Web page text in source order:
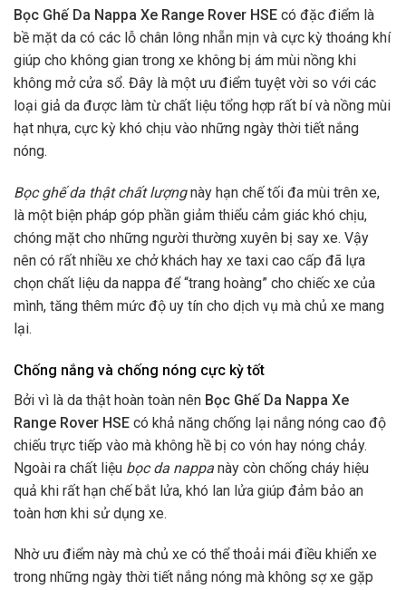
Bọc Ghế Da Nappa Xe Range Rover HSE có đặc điểm là
bề mặt da có các lỗ chân lông nhẵn mịn và cực kỳ thoáng khí
giúp cho không gian trong xe không bị ám mùi nồng khi
không mở cửa sổ. Đây là một ưu điểm tuyệt vời so với các
loại giả da được làm từ chất liệu tổng hợp rất bí và nồng mùi
hạt nhựa, cực kỳ khó chịu vào những ngày thời tiết nắng
nóng.
Bọc ghế da thật chất lượngnày hạn chế tối đa mùi trên xe,
là một biện pháp góp phần giảm thiểu cảm giác khó chịu,
chóng mặt cho những người thường xuyên bị say xe. Vậy
nên có rất nhiều xe chở khách hay xe taxi cao cấp đã lựa
chọn chất liệu da nappa để “trang hoàng” cho chiếc xe của
mình, tăng thêm mức độ uy tín cho dịch vụ mà chủ xe mang
lại.
Chống nắng và chống nóng cực kỳ tốt
Bởi vì là da thật hoàn toàn nên Bọc Ghế Da Nappa Xe
Range Rover HSE có khả năng chống lại nắng nóng cao độ
chiếu trực tiếp vào mà không hề bị co vón hay nóng chảy.
Ngoài ra chất liệu bọc da nappa này còn chống cháy hiệu
quả khi rất hạn chế bắt lửa, khó lan lửa giúp đảm bảo an
toàn hơn khi sử dụng xe.
Nhờ ưu điểm này mà chủ xe có thể thoải mái điều khiển xe
trong những ngày thời tiết nắng nóng mà không sợ xe gặp